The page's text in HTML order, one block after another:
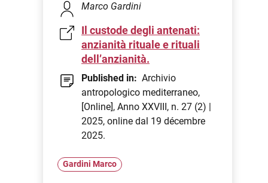
Marco Gardini
Il custode degli antenati:
anzianità rituale e rituali
dell’anzianità.
Published in: Archivio
antropologico mediterraneo,
[Online], Anno XXVIII, n. 27 (2) |
2025, online dal 19 décembre
2025.
Gardini Marco